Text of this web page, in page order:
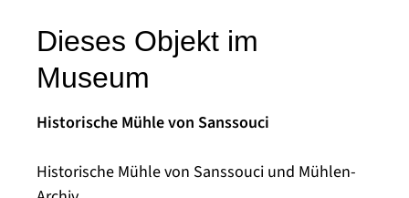
Dieses Objekt im
Museum
Historische Mühle von Sanssouci
Historische Mühle von Sanssouci und Mühlen-